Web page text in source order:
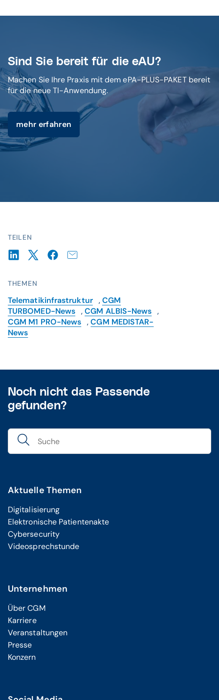
TEILEN
THEMEN
Telematikinfrastruktur ,CGM
TURBOMED-News ,CGM ALBIS-News ,
CGM M1 PRO-News ,CGM MEDISTAR-
News
Sind Sie bereit für die eAU?
Machen Sie Ihre Praxis mit dem ePA-PLUS-PAKET bereit
für die neue TI-Anwendung.
mehr erfahren
Noch nicht das Passende
gefunden?
Aktuelle Themen
Digitalisierung
Elektronische Patientenakte
Cybersecurity
Videosprechstunde
Unternehmen
Über CGM
Karriere
Veranstaltungen
Presse
Konzern